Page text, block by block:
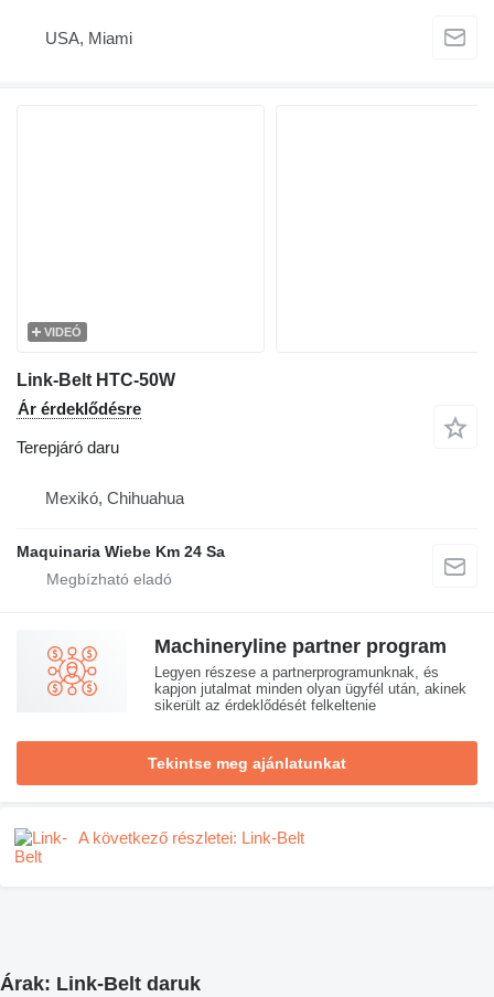
USA, Miami
VIDEÓ
Link-Belt HTC-50W
Ár érdeklődésre
Terepjáró daru
Mexikó, Chihuahua
Maquinaria Wiebe Km 24 Sa
Machineryline partner program
Legyen részese a partnerprogramunknak, és
kapjon jutalmat minden olyan ügyfél után, akinek
sikerült az érdeklődését felkeltenie
Tekintse meg ajánlatunkat
A következő részletei: Link-Belt
Árak: Link-Belt daruk